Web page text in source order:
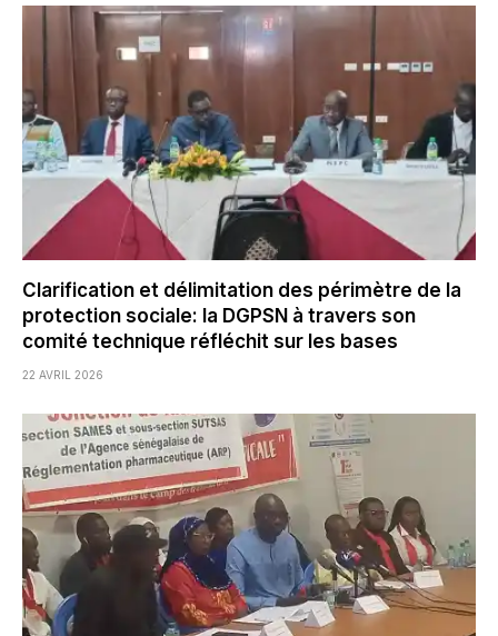
Clarification et délimitation des périmètre de la
protection sociale: la DGPSN à travers son
comité technique réfléchit sur les bases
22 AVRIL 2026